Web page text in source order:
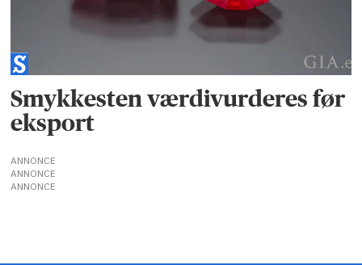
Smykkesten værdivurderes før
eksport
ANNONCE
ANNONCE
ANNONCE